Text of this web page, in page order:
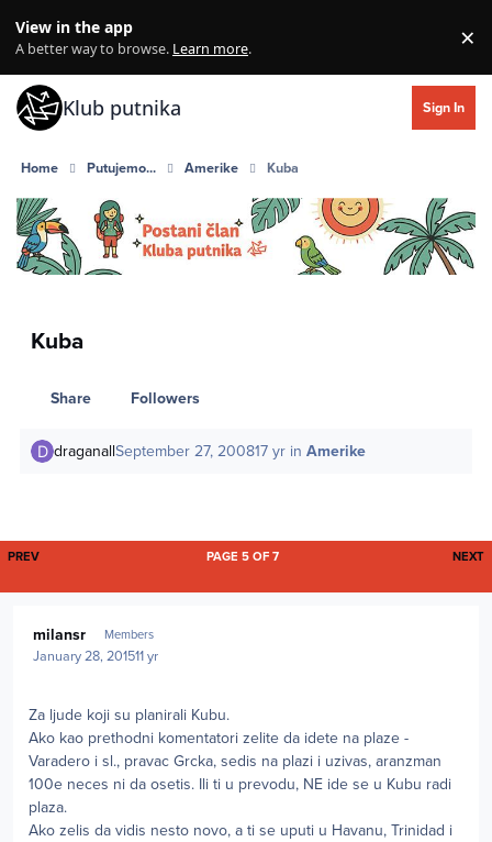
View in the app
A better way to browse. Learn more. ×
Klub putnika Sign In
Home Putujemo... Amerike Kuba
Kuba
Share Followers
draganallSeptember 27, 200817 yr inAmerike
FIRST PAGE
PREV NEXT
PAGE 5 OF 7
milansr Members
January 28, 201511 yr
Za ljude koji su planirali Kubu.
Ako kao prethodni komentatori zelite da idete na plaze -
Varadero i sl., pravac Grcka, sedis na plazi i uzivas, aranzman
100e neces ni da osetis. Ili ti u prevodu, NE ide se u Kubu radi
plaza.
Ako zelis da vidis nesto novo, a ti se uputi u Havanu, Trinidad i